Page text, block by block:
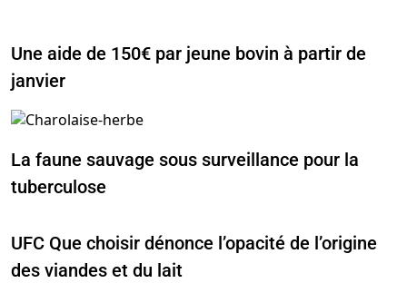
Une aide de 150€ par jeune bovin à partir de
janvier
La faune sauvage sous surveillance pour la
tuberculose
UFC Que choisir dénonce l’opacité de l’origine
des viandes et du lait